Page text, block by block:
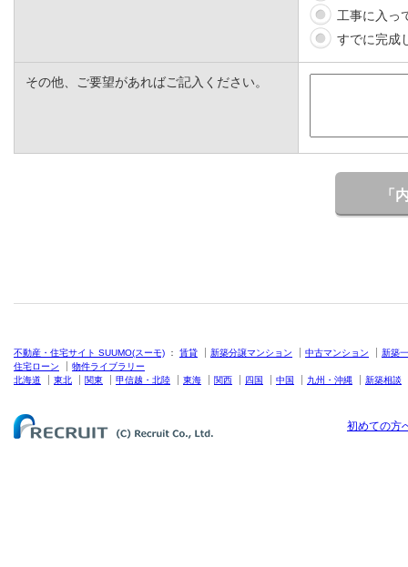
工事に入っ
すでに完成
その他、ご要望があればご記入ください。
「
不動産・住宅サイト SUUMO(スーモ) ： 賃貸 新築分譲マンション 中古マンション
新築
住宅ローン
物件ライブラリー
北海道
東北 関東 甲信越・北陸 東海 関西 四国 中国 九州・沖縄 新築相談
初めての方